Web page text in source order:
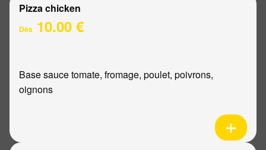
Pizza chicken
Dès 10.00 €
Base sauce tomate, fromage, poulet, poivrons,
oignons